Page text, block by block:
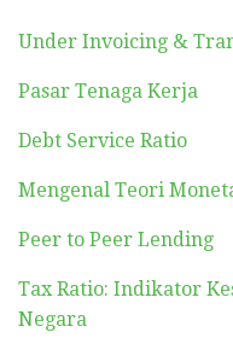
Under Invoicing &
Pasar Tenaga Kerja
Debt Service Ratio
Mengenal Teori
Peer to Peer Lending
Tax Ratio: Indikator
Negara